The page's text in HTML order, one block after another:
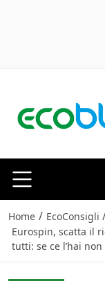
Home / EcoConsigli
Eurospin, scatta il
tutti: se ce l’hai